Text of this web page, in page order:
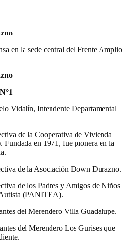
en la sede central del Frente Amplio
Vidalín, Intendente Departamental
de la Cooperativa de Vivienda
en 1971, fue pionera en la
de la Asociación Down Durazno.
de los Padres y Amigos de Niños
(PANITEA).
del Merendero Villa Guadalupe.
del Merendero Los Gurises que